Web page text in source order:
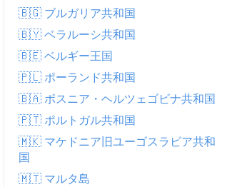
77%
29.2 kph
0.1 mm
5.0
05:44 AM
09:15 PM
🇧🇬 ブルガリア共和国
🇧🇾 ベラルーシ共和国
🇧🇪 ベルギー王国
🇵🇱 ポーランド共和国
🇧🇦 ボスニア・ヘルツェゴビナ共和国
🇵🇹 ポルトガル共和国
🇲🇰 マケドニア旧ユーゴスラビア共和
国
🇲🇹 マルタ島